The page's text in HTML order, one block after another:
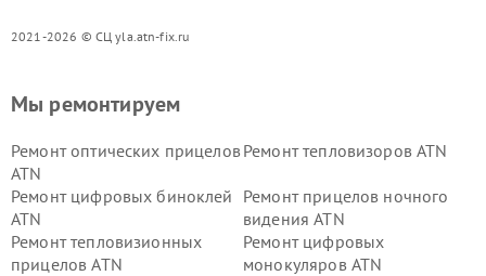
2021-2026 © СЦ yla.atn-fix.ru
Мы ремонтируем
Ремонт оптических прицелов
ATN
Ремонт тепловизоров ATN
Ремонт цифровых биноклей
ATN
Ремонт прицелов ночного
видения ATN
Ремонт тепловизионных
прицелов ATN
Ремонт цифровых
монокуляров ATN